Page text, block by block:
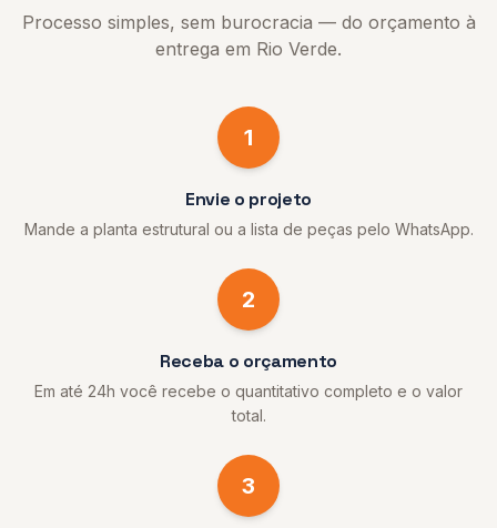
Processo simples, sem burocracia — do orçamento à
entrega em Rio Verde.
1
Envie o projeto
Mande a planta estrutural ou a lista de peças pelo WhatsApp.
2
Receba o orçamento
Em até 24h você recebe o quantitativo completo e o valor
total.
3